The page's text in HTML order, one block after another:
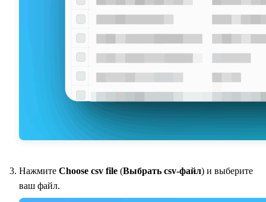
Нажмите Choose csv file (Выбрать csv-файл) и выберите
ваш файл.